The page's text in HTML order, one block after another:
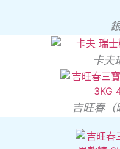
卡夫
吉旺春